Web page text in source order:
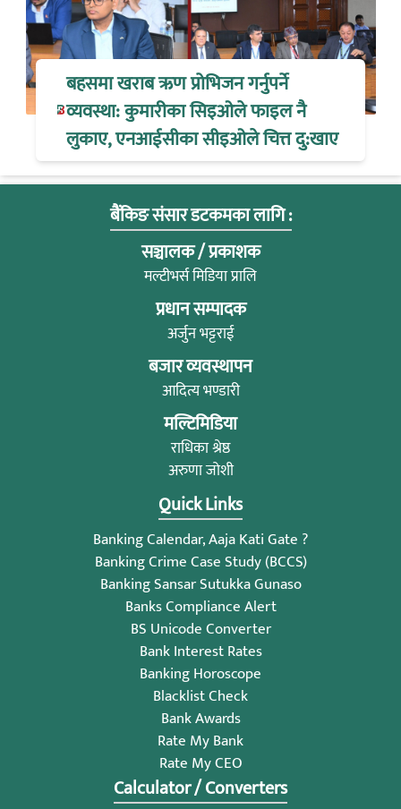
बहसमा खराब ऋण प्रोभिजन गर्नुपर्ने
व्यवस्था: कुमारीका सिइओले फाइल नै
लुकाए, एनआईसीका सीइओले चित्त दु:खाए
बैंकिङ संसार डटकमका लागि :
सञ्चालक / प्रकाशक
मल्टीभर्स मिडिया प्रालि
प्रधान सम्पादक
अर्जुन भट्टराई
बजार व्यवस्थापन
आदित्य भण्डारी
मल्टिमिडिया
राधिका श्रेष्ठ
अरुणा जोशी
Quick Links
Banking Calendar, Aaja Kati Gate ?
Banking Crime Case Study (BCCS)
Banking Sansar Sutukka Gunaso
Banks Compliance Alert
BS Unicode Converter
Bank Interest Rates
Banking Horoscope
Blacklist Check
Bank Awards
Rate My Bank
Rate My CEO
Calculator / Converters